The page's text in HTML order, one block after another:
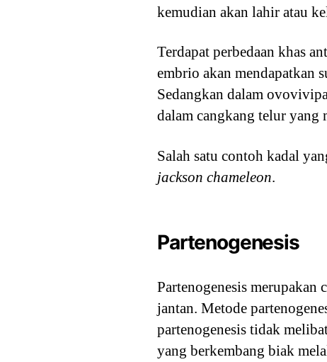
kemudian akan lahir atau
Terdapat perbedaan khas
embrio akan mendapatkan
Sedangkan dalam
dalam cangkang telur yang
Salah satu contoh kadal
jackson chameleon.
Partenogenesis
Partenogenesis merupakan
jantan. Metode
partenogenesis tidak
yang berkembang biak